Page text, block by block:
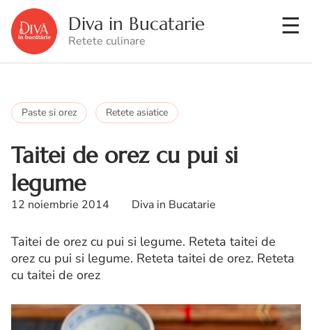
Diva in Bucatarie
Retete culinare
Paste si orez Retete asiatice
Taitei de orez cu pui si
legume
12 noiembrie 2014 Diva in Bucatarie
Taitei de orez cu pui si legume. Reteta taitei de
orez cu pui si legume. Reteta taitei de orez. Reteta
cu taitei de orez